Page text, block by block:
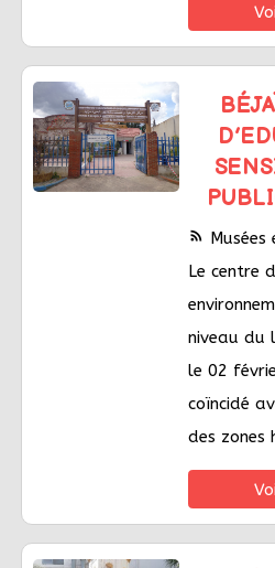
rss_feed
Le centre
niveau du
le 02
coïncidé
des zones